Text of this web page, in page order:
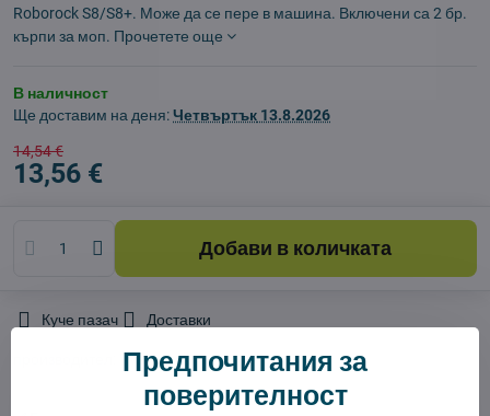
Roborock S8/S8+. Може да се пере в машина. Включени са 2 бр.
кърпи за моп. Прочетете още
В наличност
Ще доставим на деня:Четвъртък 13.8.2026
14,54 €
13,56 €
Добави в количката
Куче пазач Доставки
Vysajto.sk
Предпочитания за
поверителност